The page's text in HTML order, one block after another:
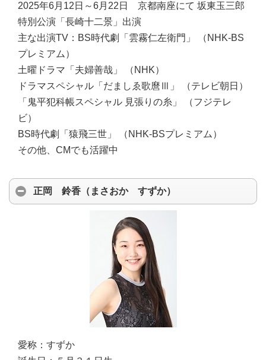
2025年6月12日～6月22日 京都南座にて 坂東玉三郎
特別公演「長崎十二景」出演
主な出演TV： BS時代劇「雲霧仁左衛門」 （NHK-BS
プレミアム）
土曜ドラマ「夫婦善哉」 （NHK）
ドラマスペシャル「だましゑ歌麿Ⅲ」 （テレビ朝日）
「鬼平犯科帳スペシャル 見張りの糸」 （フジテレ
ビ）
BS時代劇「猿飛三世」 （NHK-BSプレミアム）
その他、CMでも活躍中
正岡 鈴香（まさおか すずか）
愛称： すずか